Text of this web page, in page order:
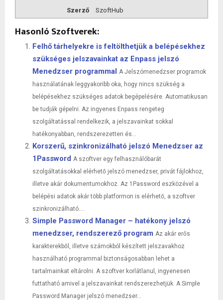
Szerző
SzoftHub
Hasonló Szoftverek:
Felhő tárhelyekre is feltölthetjük a belépésekhez
szükséges jelszavainkat az Enpass jelszó
Menedzser programmal A Jelszómenedzser programok
használatának leggyakoribb oka, hogy nincs szükség a
belépésekhez szükséges adatok begépelésére. Automatikusan
be tudják gépelni. Az ingyenes Enpass rengeteg
szolgáltatással rendelkezik, a jelszavainkat sokkal
hatékonyabban, rendszerezetten és...
Korszerű, szinkronizálható jelszó Menedzser az
1Password A szoftver egy felhasználóbarát
szolgáltatásokkal elérhető jelszó menedzser, privát fájlokhoz,
illetve akár dokumentumokhoz. Az 1Password eszközével a
belépési adatok akár több platformon is elérhető, a szoftver
szinkronizálható....
Simple Password Manager – hatékony jelszó
menedzser, rendszerező program Az akár erős
karakterekből, illetve számokból készített jelszavakhoz
használható programmal biztonságosabban lehet a
tartalmainkat eltárolni. A szoftver korlátlanul, ingyenesen
futtatható amivel a jelszavainkat rendszerezhetjük. A Simple
Password Manager jelszó menedzser...